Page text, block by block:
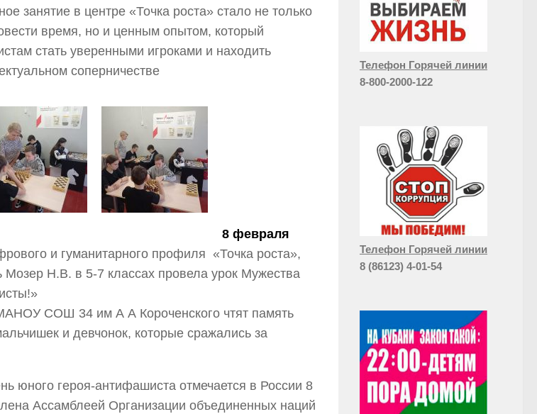
занятие в центре «Точка роста» стало не только
время, но и ценным опытом, который
стать уверенными игроками и находить
соперничестве
8 февраля
и гуманитарного профиля «Точка роста»,
Мозер Н.В. в 5-7 классах провела урок Мужества
СОШ 34 им А А Короченского чтят память
и девчонок, которые сражались за
героя-антифашиста отмечается в России 8
Ассамблеей Организации объединенных наций
Телефон Горячей линии
8-800-2000-122
Телефон Горячей линии
8 (86123) 4-01-54